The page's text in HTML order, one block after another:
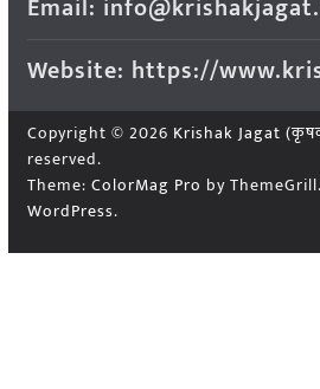
Email:
Website: https://
Copyright © 2026 Krishak Jagat
reserved.
Theme: ColorMag Pro by
WordPress.